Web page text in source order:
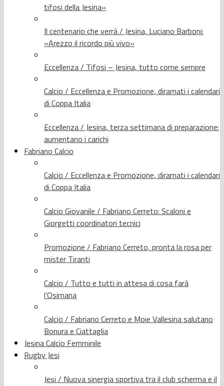
tifosi della Jesina»
Il centenario che verrà / Jesina, Luciano Barboni:
«Arezzo il ricordo più vivo»
Eccellenza / Tifosi – Jesina, tutto come sempre
Calcio / Eccellenza e Promozione, diramati i calendari
di Coppa Italia
Eccellenza / Jesina, terza settimana di preparazione:
aumentano i carichi
Fabriano Calcio
Calcio / Eccellenza e Promozione, diramati i calendari
di Coppa Italia
Calcio Giovanile / Fabriano Cerreto: Scaloni e
Giorgetti coordinatori tecnici
Promozione / Fabriano Cerreto, pronta la rosa per
mister Tiranti
Calcio / Tutto e tutti in attesa di cosa farà
l’Osimana
Calcio / Fabriano Cerreto e Moie Vallesina salutano
Bonura e Ciattaglia
Jesina Calcio Femminile
Rugby Jesi
Jesi / Nuova sinergia sportiva tra il club scherma e il